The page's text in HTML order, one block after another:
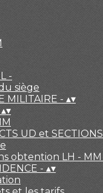
-
siège
MILITAIRE - ▴▾
▴▾
UD et
obtention LH - MM
- ▴▾